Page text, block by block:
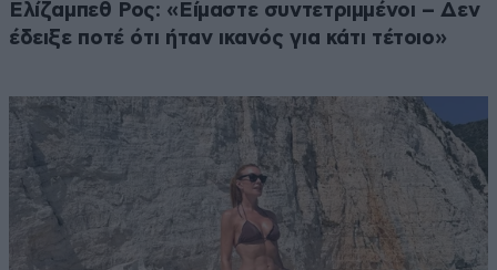
Ελίζαμπεθ Ρος: «Είμαστε συντετριμμένοι – Δεν
έδειξε ποτέ ότι ήταν ικανός για κάτι τέτοιο»